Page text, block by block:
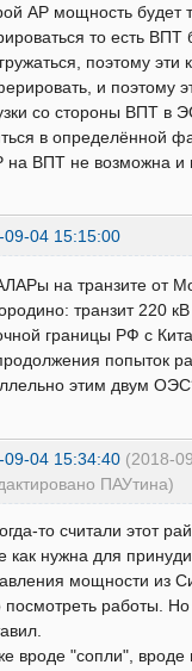
АР мощность будет
то есть ВПТ
поэтому эти
и поэтому
со стороны ВПТ в
в определённой
на ВПТ не возможна и
09-04 15:15:00
на транзите от
транзит 220
границы РФ с
попыток
этим двум
09-04 15:34:40 (2018-
ПАУтина)
то считали этот
как нужна для
мощности из
посмотреть работы.
вроде "сопли", вроде